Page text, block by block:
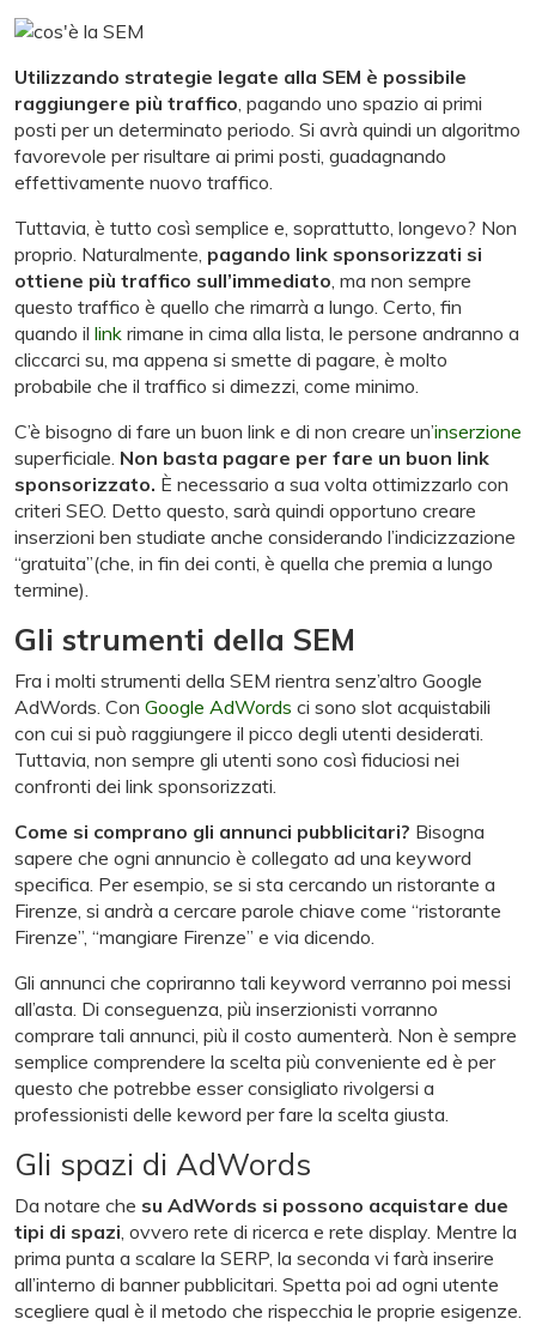
Utilizzando strategie legate alla SEM è possibile
raggiungere più traffico, pagando uno spazio ai primi
posti per un determinato periodo. Si avrà quindi un algoritmo
favorevole per risultare ai primi posti, guadagnando
effettivamente nuovo traffico.
Tuttavia, è tutto così semplice e, soprattutto, longevo? Non
proprio. Naturalmente, pagando link sponsorizzati si
ottiene più traffico sull’immediato, ma non sempre
questo traffico è quello che rimarrà a lungo. Certo, fin
quando il link rimane in cima alla lista, le persone andranno a
cliccarci su, ma appena si smette di pagare, è molto
probabile che il traffico si dimezzi, come minimo.
C’è bisogno di fare un buon link e di non creare un’inserzione
superficiale. Non basta pagare per fare un buon link
sponsorizzato. È necessario a sua volta ottimizzarlo con
criteri SEO. Detto questo, sarà quindi opportuno creare
inserzioni ben studiate anche considerando l’indicizzazione
“gratuita”(che, in fin dei conti, è quella che premia a lungo
termine).
Gli strumenti della SEM
Fra i molti strumenti della SEM rientra senz’altro Google
AdWords. Con Google AdWords ci sono slot acquistabili
con cui si può raggiungere il picco degli utenti desiderati.
Tuttavia, non sempre gli utenti sono così fiduciosi nei
confronti dei link sponsorizzati.
Come si comprano gli annunci pubblicitari? Bisogna
sapere che ogni annuncio è collegato ad una keyword
specifica. Per esempio, se si sta cercando un ristorante a
Firenze, si andrà a cercare parole chiave come “ristorante
Firenze”, “mangiare Firenze” e via dicendo.
Gli annunci che copriranno tali keyword verranno poi messi
all’asta. Di conseguenza, più inserzionisti vorranno
comprare tali annunci, più il costo aumenterà. Non è sempre
semplice comprendere la scelta più conveniente ed è per
questo che potrebbe esser consigliato rivolgersi a
professionisti delle keword per fare la scelta giusta.
Gli spazi di AdWords
Da notare che su AdWords si possono acquistare due
tipi di spazi, ovvero rete di ricerca e rete display. Mentre la
prima punta a scalare la SERP, la seconda vi farà inserire
all’interno di banner pubblicitari. Spetta poi ad ogni utente
scegliere qual è il metodo che rispecchia le proprie esigenze.